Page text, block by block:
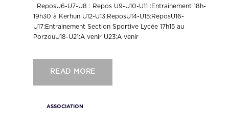
: ReposU6-U7-U8 : Repos U9-U10-U11 :Entrainement 18h-
19h30 à Kerhun U12-U13:ReposU14-U15:ReposU16-
U17:Entrainement Section Sportive Lycée 17h15 au
PorzouU18-U21:A venir U23:A venir
READ MORE
ASSOCIATION